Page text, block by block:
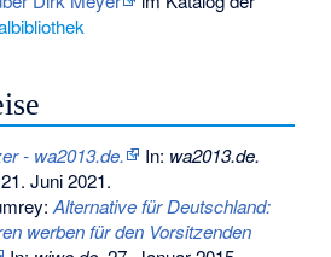
- wa2013.de. In: wa2013.de.
Juni 2021.
Alternative für Deutschland:
werben für den Vorsitzenden